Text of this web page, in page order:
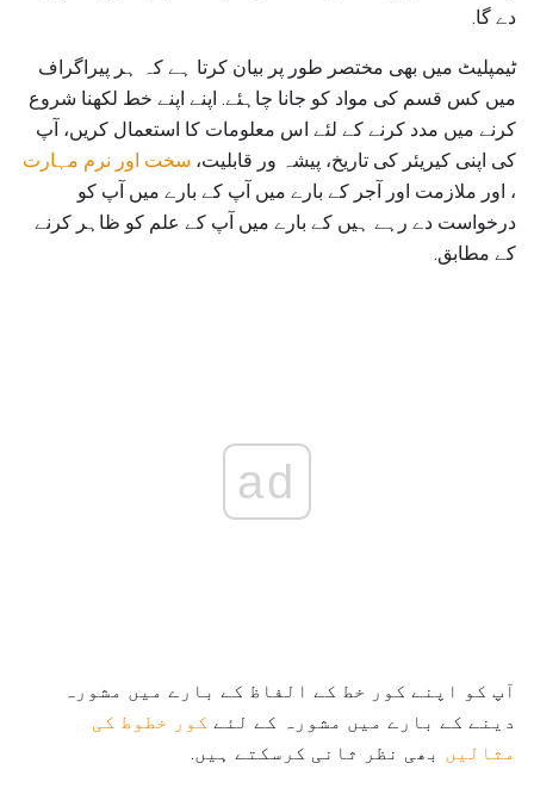
دے گا.
ٹیمپلیٹ میں بھی مختصر طور پر بیان کرتا ہے کہ ہر پیراگراف
میں کس قسم کی مواد کو جانا چاہئے. اپنے اپنے خط لکھنا شروع
کرنے میں مدد کرنے کے لئے اس معلومات کا استعمال کریں، آپ
کی اپنی کیریئر کی تاریخ، پیشہ ور قابلیت، سخت اور نرم مہارت
، اور ملازمت اور آجر کے بارے میں آپ کے بارے میں آپ کو
درخواست دے رہے ہیں کے بارے میں آپ کے علم کو ظاہر کرنے
کے مطابق.
ad
آپ کو اپنے کور خط کے الفاظ کے بارے میں مشورہ
دینے کے بارے میں مشورہ کے لئے کور خطوط کی
مثالیں بھی نظر ثانی کرسکتے ہیں.